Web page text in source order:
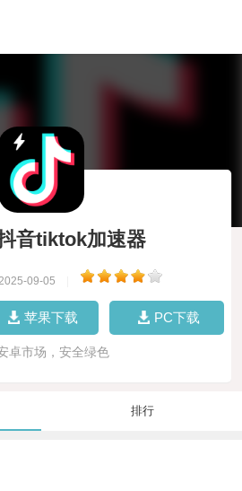
音tiktok加速器
09-05
苹果下载 PC下载
卓市场，安全绿色
排行